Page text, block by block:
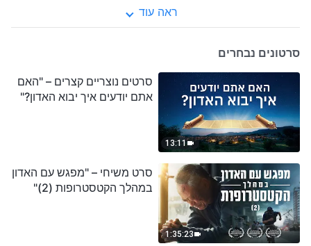
ראה עוד
סרטונים נבחרים
13:11
סרטים נוצריים קצרים – "האם
אתם יודעים איך יבוא האדון?"
1:35:23
סרט משיחי – "מפגש עם האדון
במהלך הקטסטרופות (2)"